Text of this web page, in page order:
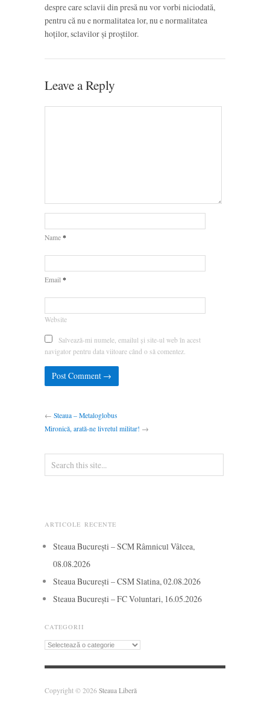
despre care sclavii din presă nu vor vorbi niciodată,
pentru că nu e normalitatea lor, nu e normalitatea
hoților, sclavilor și proștilor.
Leave a Reply
Name *
Email *
Website
Salvează-mi numele, emailul și site-ul web în acest
navigator pentru data viitoare când o să comentez.
← Steaua – Metaloglobus
Mironică, arată-ne livretul militar! →
ARTICOLE RECENTE
Steaua București – SCM Râmnicul Vâlcea,
08.08.2026
Steaua București – CSM Slatina, 02.08.2026
Steaua București – FC Voluntari, 16.05.2026
CATEGORII
Categorii
Copyright © 2026 Steaua Liberă